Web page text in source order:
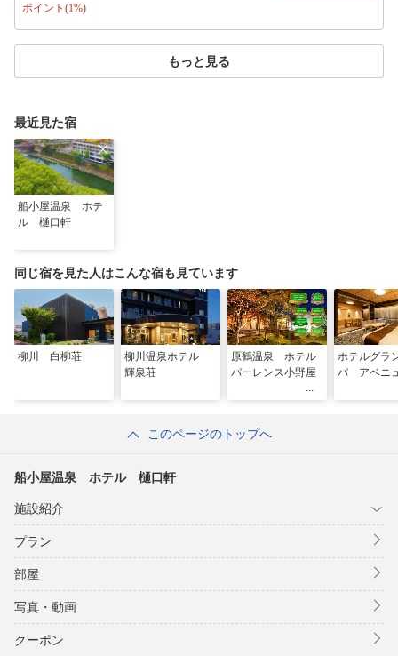
ポイント(1%)
もっと見る
最近見た宿
船小屋温泉 ホテ
ル 樋口軒
同じ宿を見た人はこんな宿も見ています
柳川 白柳荘
柳川温泉ホテル
輝泉荘
原鶴温泉 ホテル
パーレンス小野屋
ホテルグラ
パ アベニ
このページのトップへ
船小屋温泉 ホテル 樋口軒
施設紹介
プラン
部屋
写真・動画
クーポン